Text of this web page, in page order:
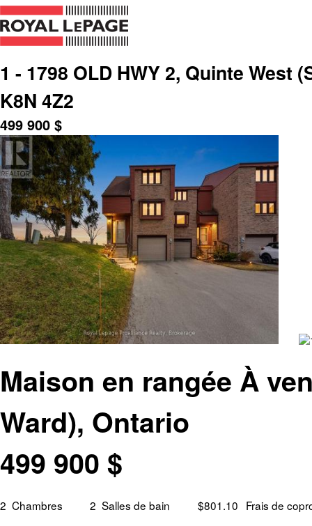
1 - 1798 OLD HWY 2, Quinte West
K8N 4Z2
499 900 $
Maison en rangée À
Ward), Ontario
499 900 $
2 Chambres 2 Salles de bain $801.10 Frais de